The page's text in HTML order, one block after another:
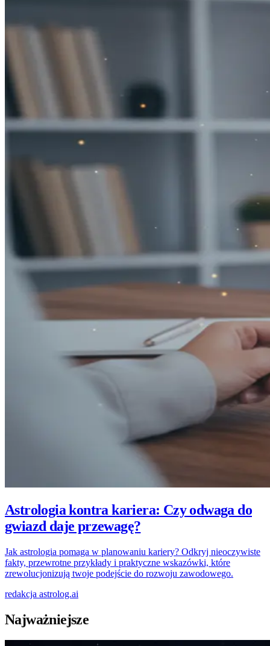
Astrologia kontra kariera: Czy odwaga do
gwiazd daje przewagę?
Jak astrologia pomaga w planowaniu kariery? Odkryj nieoczywiste
fakty, przewrotne przykłady i praktyczne wskazówki, które
zrewolucjonizują twoje podejście do rozwoju zawodowego.
redakcja astrolog.ai
Najważniejsze